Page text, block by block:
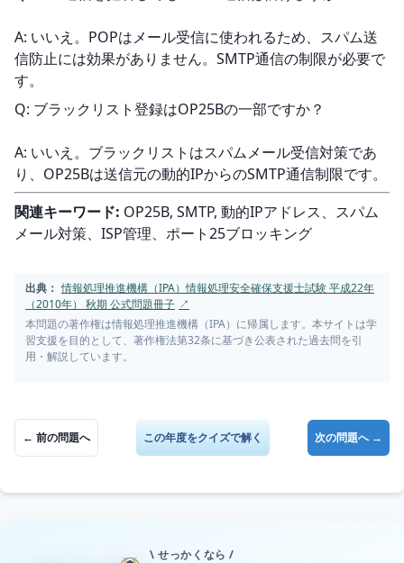
A: いいえ。POPはメール受信に使われるため、スパム送
信防止には効果がありません。SMTP通信の制限が必要で
す。
Q: ブラックリスト登録はOP25Bの一部ですか？
A: いいえ。ブラックリストはスパムメール受信対策であ
り、OP25Bは送信元の動的IPからのSMTP通信制限です。
関連キーワード: OP25B, SMTP, 動的IPアドレス、スパム
メール対策、ISP管理、ポート25ブロッキング
出典： 情報処理推進機構（IPA）情報処理安全確保支援士試験 平成22年
（2010年） 秋期 公式問題冊子 ↗
本問題の著作権は情報処理推進機構（IPA）に帰属します。本サイトは学
習支援を目的として、著作権法第32条に基づき公表された過去問を引
用・解説しています。
← 前の問題へ この年度をクイズで解く 次の問題へ →
\ せっかくなら /